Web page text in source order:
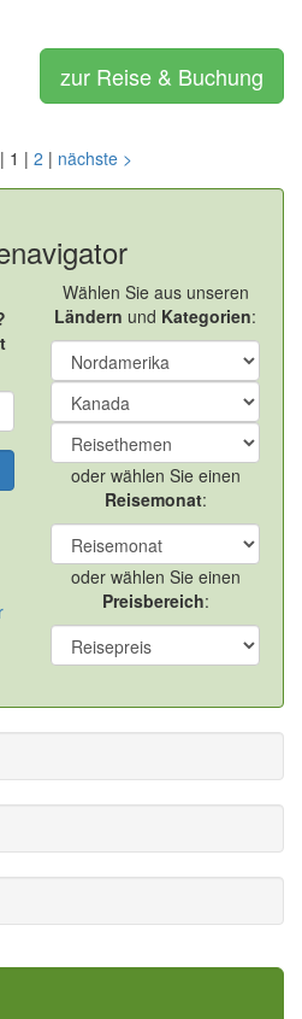
zur Reise & Buchung
| 1 | 2 | nächste >
Wählen Sie aus unseren
Ländern und Kategorien:
oder wählen Sie einen
Reisemonat:
oder wählen Sie einen
Preisbereich: